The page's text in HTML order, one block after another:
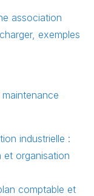
association
exemples
industrielle :
et organisation
comptable et